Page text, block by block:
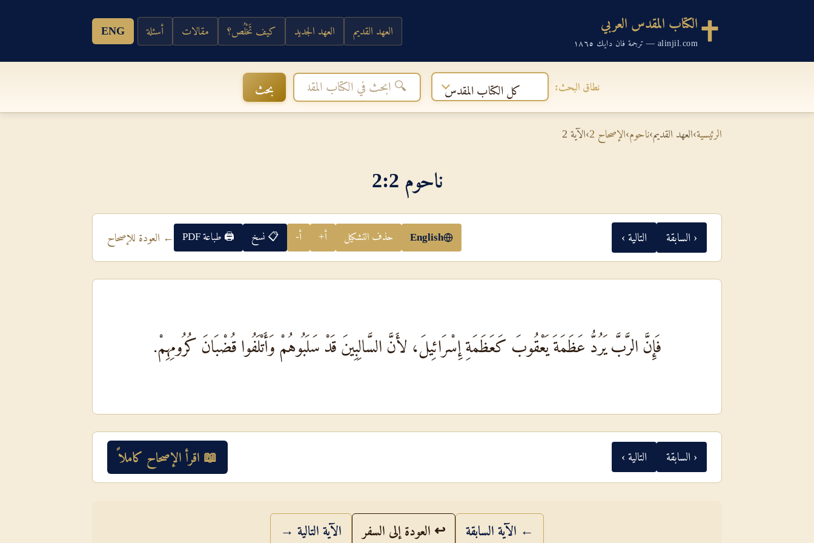
الكتاب المقدس العربي
alinjil.com — ترجمة فان دايك ١٨٦٥
العهد القديم العهد الجديد كيف تَخْلُص؟ مقالات أسئلة ENG
نطاق البحث: كل الكتاب المقدس بحث
الرئيسية›العهد القديم›ناحوم›الإصحاح 2 ›الآية 2
ناحوم 2‏:‏2
‹ السابقة التالية › English حذف التشكيل أ+ أ- 📋 نسخ 🖨 طباعة PDF ← العودة للإصحاح
فَإِنَّ الرَّبَّ يَرُدُّ عَظَمَةَ يَعْقُوبَ كَعَظَمَةِ إِسْرَائِيلَ، لأَنَّ السَّالِبِينَ قَدْ سَلَبُوهُمْ وَأَتْلَفُوا قُضْبَانَ كُرُومِهِمْ.
‹ السابقة التالية › 📖 اقرأ الإصحاح كاملاً
← الآية السابقة ↩ العودة إلى السفر الآية التالية →